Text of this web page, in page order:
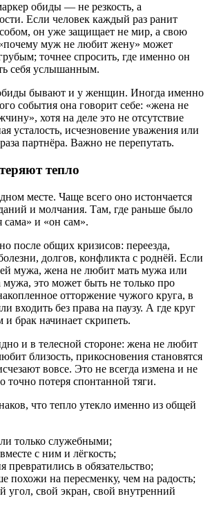
обиды — не резкость, а
Если человек каждый раз ранит
он уже защищает не мир, а свою
муж не любит жену» может
точнее спросить, где именно он
себя услышанным.
бывают и у женщин. Иногда именно
события она говорит себе: «жена не
хотя на деле это не отсутствие
усталость, исчезновение уважения или
партнёра. Важно не перепутать.
тепло
месте. Чаще всего оно истончается
и молчания. Там, где раньше было
сама» и «он сам».
после общих кризисов: переезда,
долгов, конфликта с роднёй. Если
мужа, жена не любит мать мужа или
это может быть не только про
отторжение чужого круга, в
входить без права на паузу. А где круг
и брак начинает скрипеть.
и в телесной стороне: жена не любит
близость, прикосновения становятся
вовсе. Это не всегда измена и не
точно потеря спонтанной тяги.
что тепло утекло именно из общей
только служебными;
с ним и лёгкость;
превратились в обязательство;
похожи на пересменку, чем на радость;
угол, свой экран, свой внутренний